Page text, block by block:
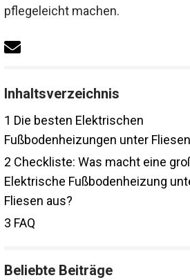
pflegeleicht machen.
Inhaltsverzeichnis
1 Die besten Elektrischen
Fußbodenheizungen unter Fliesen
2 Checkliste: Was macht eine
Elektrische Fußbodenheizung
Fliesen aus?
3 FAQ
Beliebte Beiträge